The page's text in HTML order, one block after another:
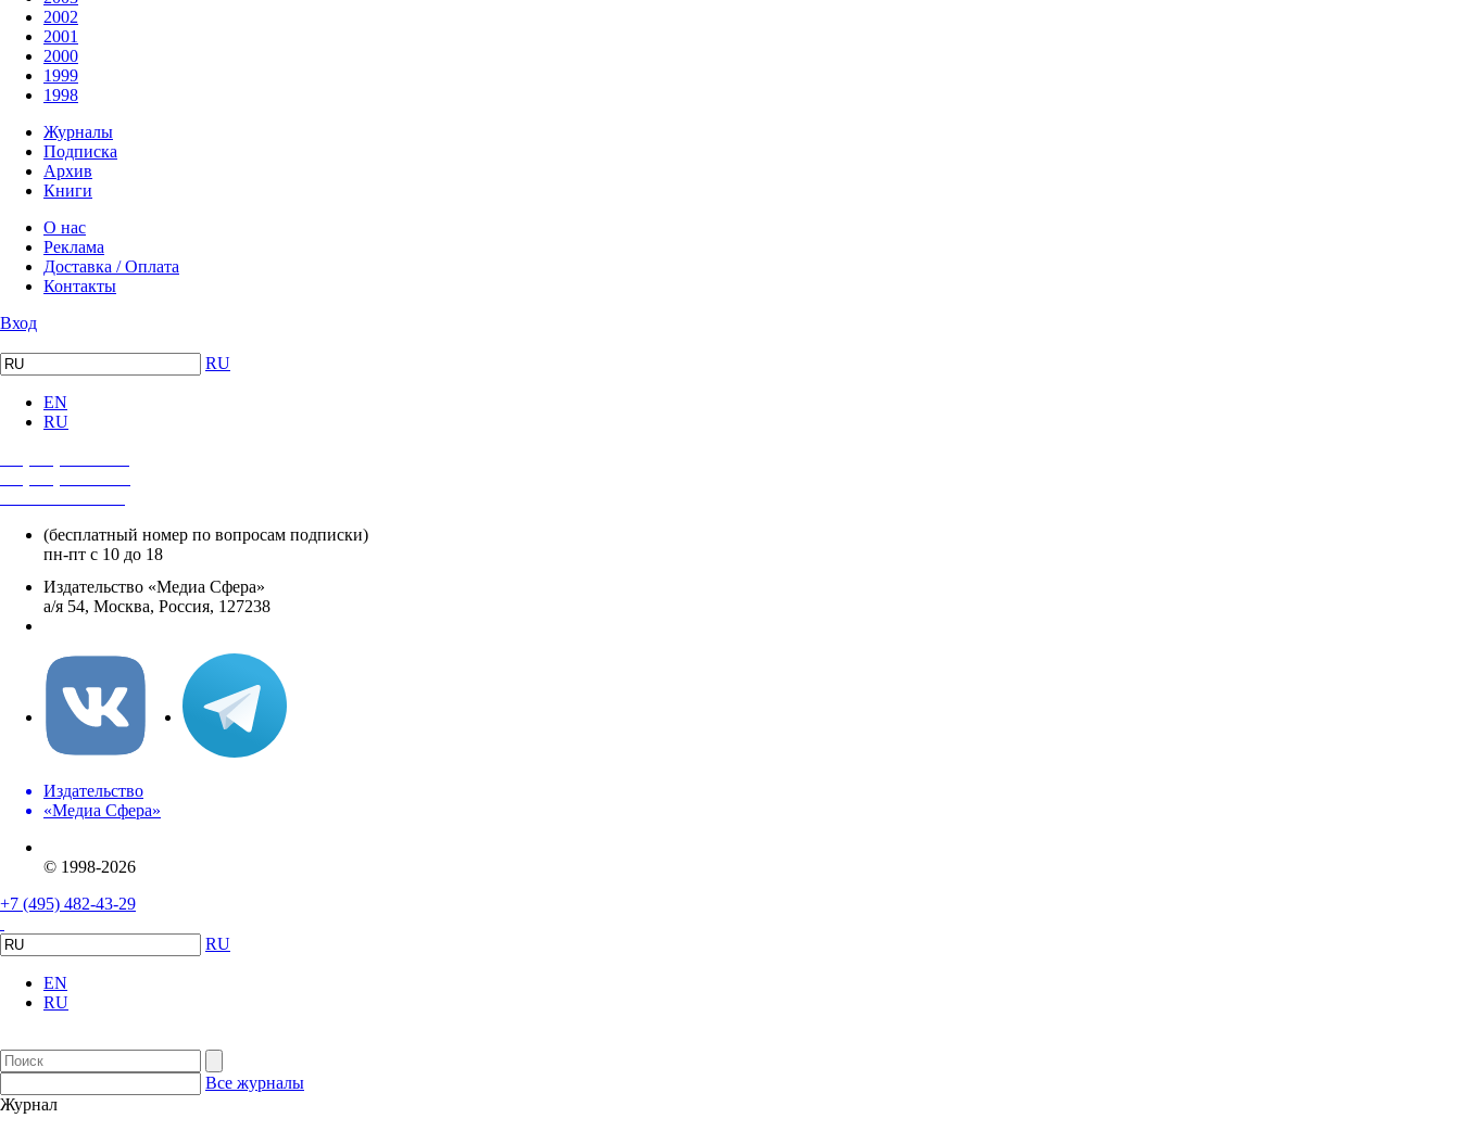
2002
2001
2000
1999
1998
Журналы
Подписка
Архив
Книги
О нас
Реклама
Доставка / Оплата
Контакты
Вход
RU
EN
RU
(бесплатный номер по вопросам подписки)
пн-пт с 10 до 18
Издательство «Медиа Сфера»
а/я 54, Москва, Россия, 127238
Издательство
«Медиа Сфера»
© 1998-2026
+7 (495) 482-43-29
RU
EN
RU
Все журналы
Журнал